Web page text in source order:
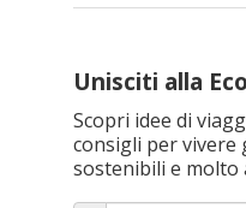
Unisciti alla
Scopri idee di
consigli per
sostenibili e molto